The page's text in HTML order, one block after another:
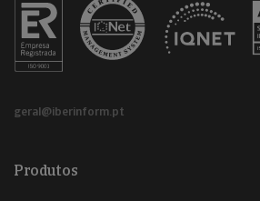
geral@iberinform.pt
Produtos